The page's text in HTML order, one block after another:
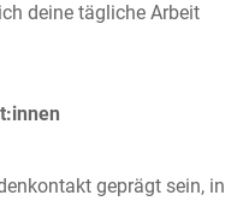
deine tägliche Arbeit
geprägt sein, in